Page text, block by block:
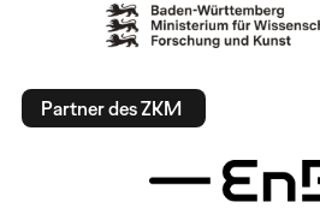
Partner des ZKM